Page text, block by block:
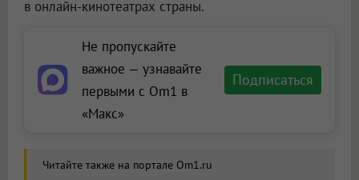
в онлайн-кинотеатрах страны.
Не пропускайте
важное — узнавайте
первыми с Om1 в
«Макс»
Подписаться
Читайте также на портале Om1.ru